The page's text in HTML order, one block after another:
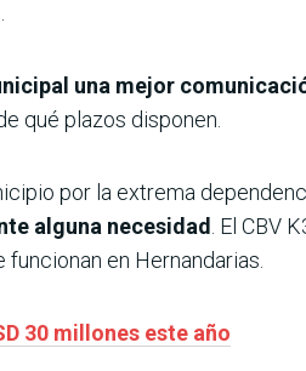
una mejor
qué plazos disponen.
por la extrema
alguna necesidad. El CBV
en Hernandarias.
30 millones este año